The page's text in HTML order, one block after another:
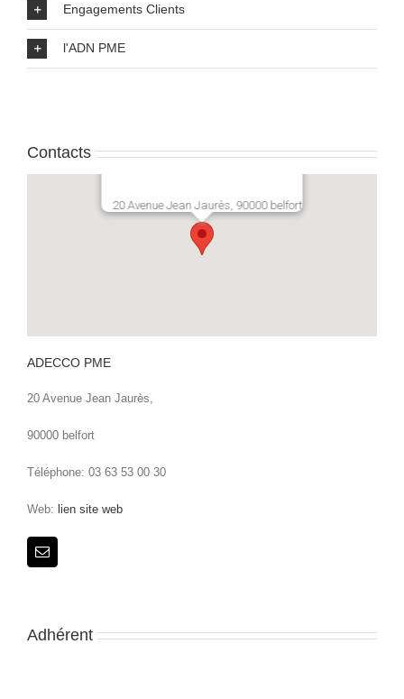
Engagements Clients
l'ADN PME
Contacts
20 Avenue Jean Jaurès, 90000 belfort
ADECCO PME
20 Avenue Jean Jaurès,
90000 belfort
Téléphone: 03 63 53 00 30
Web: lien site web
Adhérent